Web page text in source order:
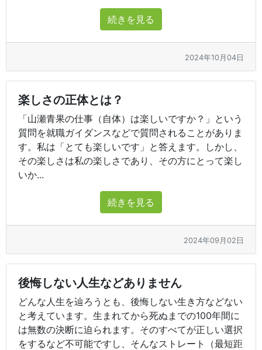
続きを見る
2024年10月04日
楽しさの正体とは？
「山瀬青果の仕事（自体）は楽しいですか？」という
質問を就職ガイダンスなどで質問されることがありま
す。私は「とても楽しいです」と答えます。しかし、
その楽しさは私の楽しさであり、その方にとって楽し
いか...
続きを見る
2024年09月02日
後悔しない人生などありません
どんな人生を辿ろうとも、後悔しない生き方などない
と考えています。生まれてから死ぬまでの100年間に
は無数の決断に迫られます。そのすべてが正しい選択
をするなど不可能ですし、そんなストレート（最短距